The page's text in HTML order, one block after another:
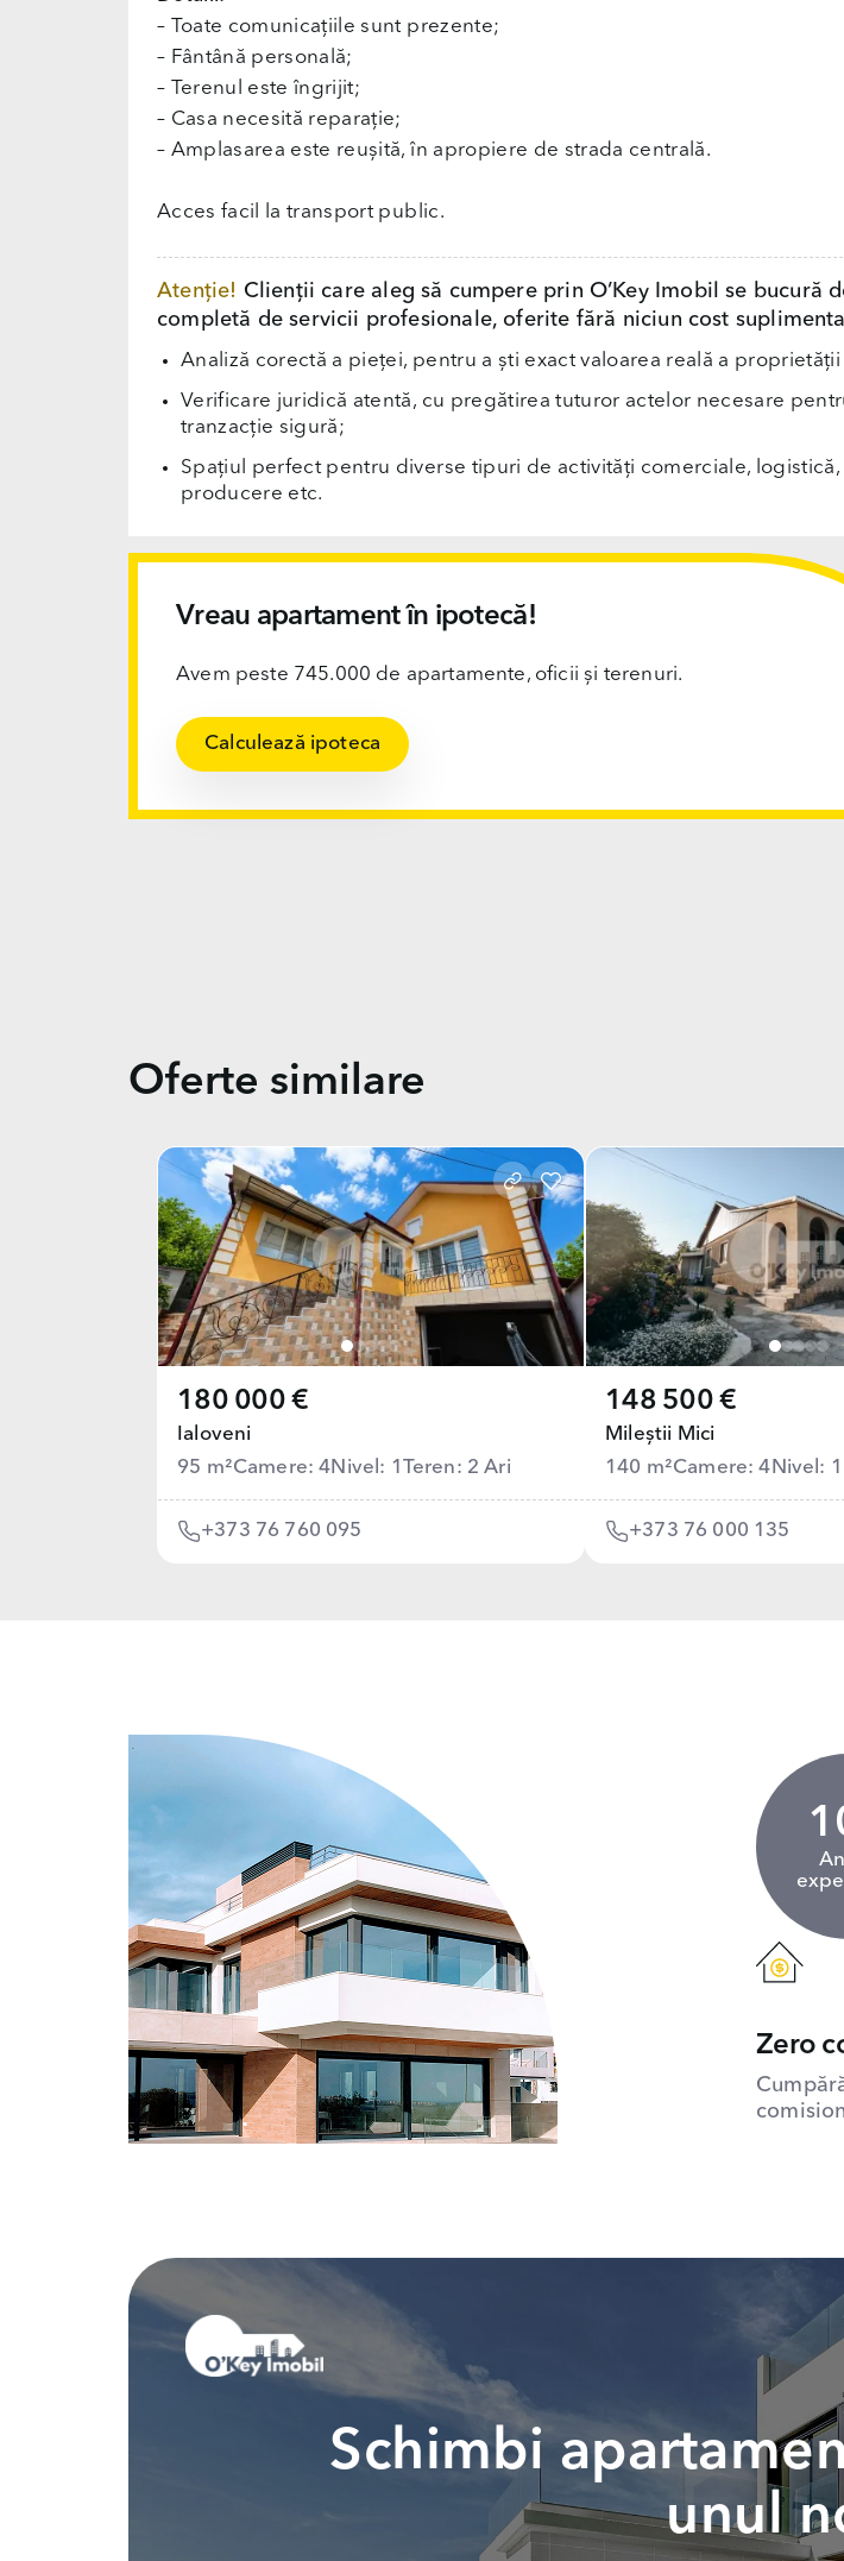
– Toate comunicațiile sunt prezente;
– Fântână personală;
– Terenul este îngrijit;
– Casa necesită reparație;
– Amplasarea este reușită, în apropiere de strada centrală.
Acces facil la transport public.
Atenție! Clienții care aleg să cumpere prin O’Key Imobil se bucură
completă de servicii profesionale, oferite fără niciun cost
Analiză corectă a pieței, pentru a ști exact valoarea reală a
Verificare juridică atentă, cu pregătirea tuturor actelor necesare
tranzacție sigură;
Spațiul perfect pentru diverse tipuri de activități comerciale, logistică,
producere etc.
Vreau apartament în ipotecă!
Avem peste 745.000 de apartamente, oficii și terenuri.
Calculează ipoteca
Oferte similare
180 000 €
Ialoveni
95 m²Camere: 4Nivel: 1 Teren: 2 Ari
+373 76 760 095
148 500 €
Mileștii Mici
140 m²Camere: 4 Nivel: 1
+373 76 000 135
Zero
Schimbi
unul